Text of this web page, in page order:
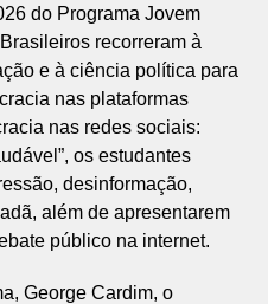
do Programa Jovem
recorreram à
e à ciência política para
nas plataformas
nas redes sociais:
os estudantes
desinformação,
além de apresentarem
público na internet.
George Cardim, o